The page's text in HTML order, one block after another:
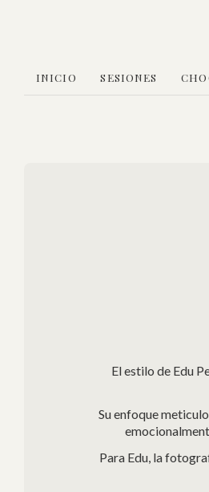
INICIO SESIONES
El estilo de Edu
Su enfoque
Para Edu, la